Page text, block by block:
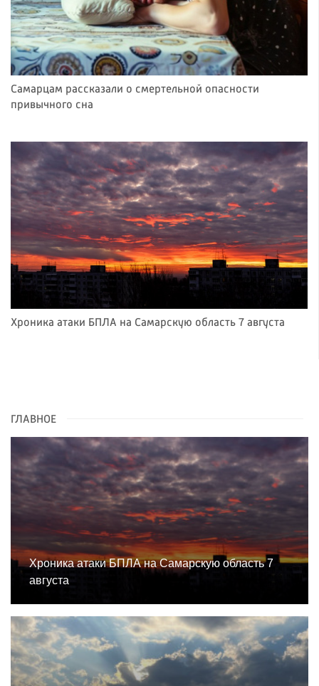
Самарцам рассказали о смертельной опасности
привычного сна
Хроника атаки БПЛА на Самарскую область 7 августа
ГЛАВНОЕ
Хроника атаки БПЛА на Самарскую область 7
августа